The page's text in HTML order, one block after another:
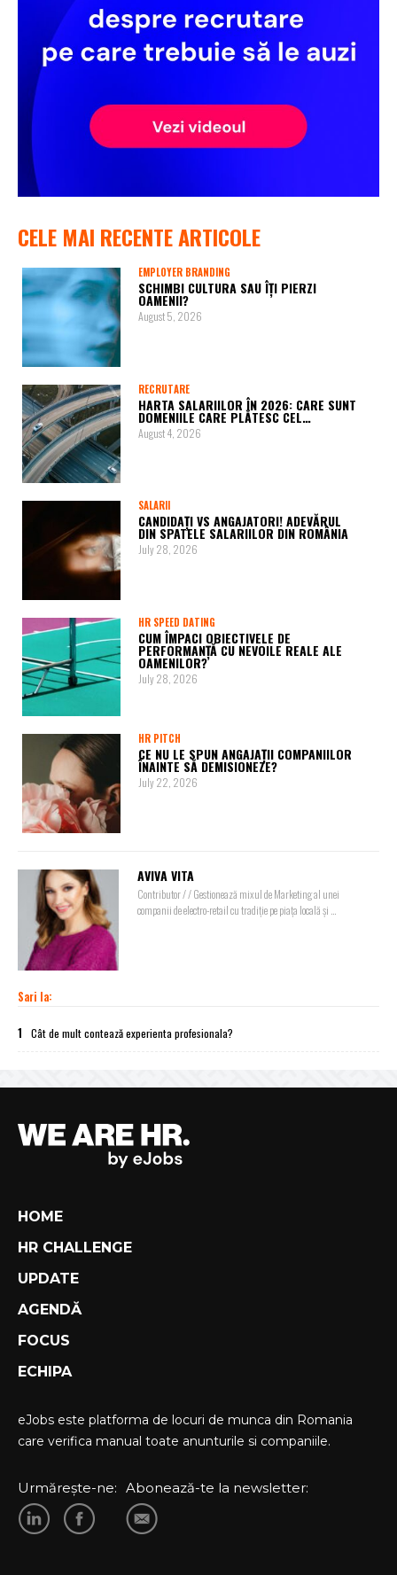
CELE MAI RECENTE ARTICOLE
EMPLOYER BRANDING
SCHIMBI CULTURA SAU ÎȚI PIERZI
OAMENII?
August 5, 2026
RECRUTARE
HARTA SALARIILOR ÎN 2026: CARE SUNT
DOMENIILE CARE PLĂTESC CEL…
August 4, 2026
SALARII
CANDIDAȚI VS ANGAJATORI! ADEVĂRUL
DIN SPATELE SALARIILOR DIN ROMÂNIA
July 28, 2026
HR SPEED DATING
CUM ÎMPACI OBIECTIVELE DE
PERFORMANȚĂ CU NEVOILE REALE ALE
OAMENILOR?
July 28, 2026
HR PITCH
CE NU LE SPUN ANGAJAȚII COMPANIILOR
ÎNAINTE SĂ DEMISIONEZE?
July 22, 2026
AVIVA VITA
Contributor / / Gestionează mixul de Marketing al unei
companii de electro-retail cu tradiție pe piața locală și ...
Sari la:
1 Cât de mult contează experienta profesionala?
HOME
HR CHALLENGE
UPDATE
AGENDĂ
FOCUS
ECHIPA
eJobs este platforma de locuri de munca din Romania
care verifica manual toate anunturile si companiile.
Urmărește-ne: Abonează-te la newsletter: